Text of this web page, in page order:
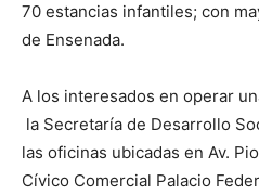
70 estancias infantiles; con
de Ensenada.
A los interesados en operar
la Secretaría de Desarrollo
las oficinas ubicadas en Av.
Cívico Comercial Palacio